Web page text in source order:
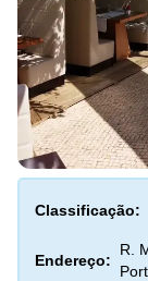
Classificação:
Endereço:
R.